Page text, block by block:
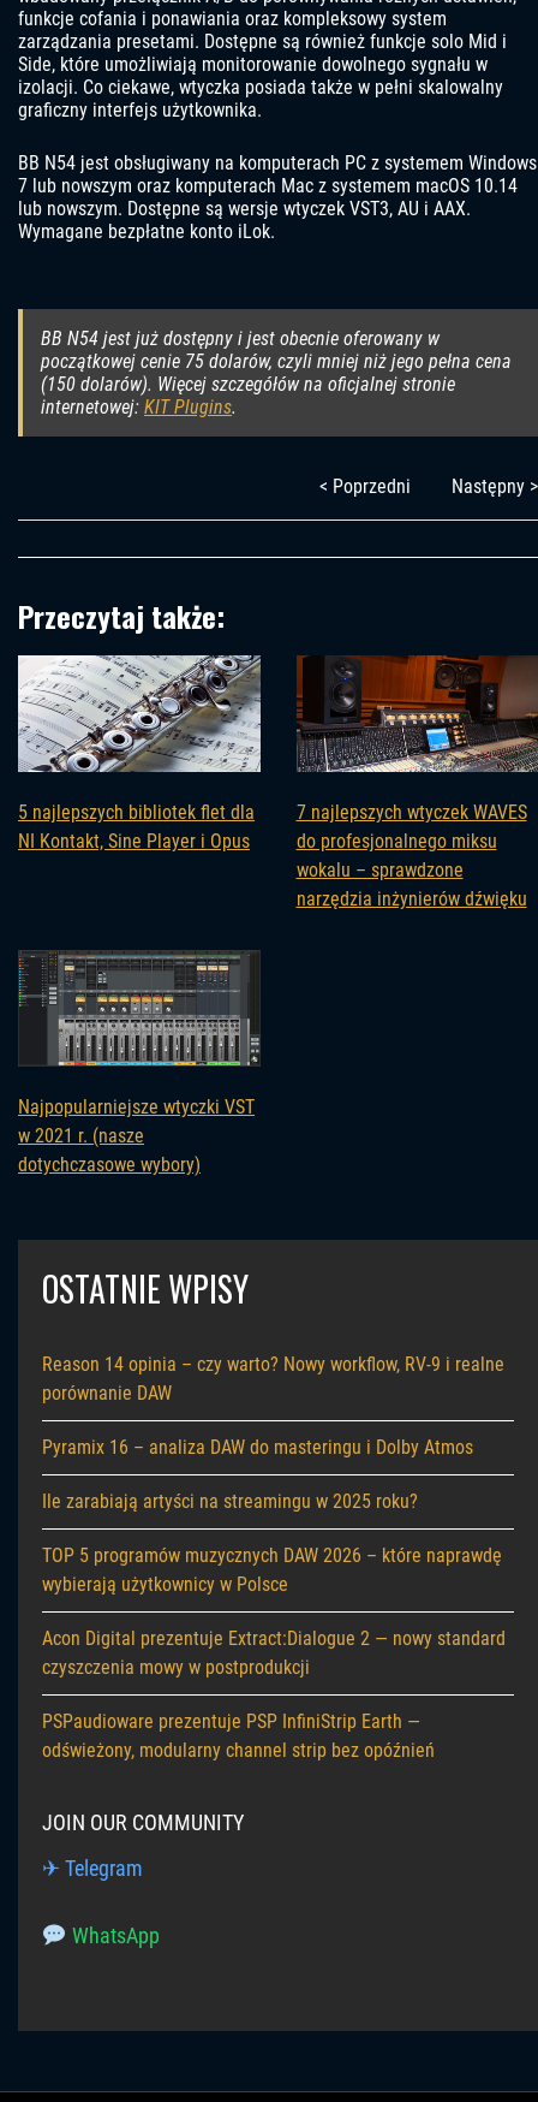
funkcje cofania i ponawiania oraz kompleksowy system
zarządzania presetami. Dostępne są również funkcje solo Mid i
Side, które umożliwiają monitorowanie dowolnego sygnału w
izolacji. Co ciekawe, wtyczka posiada także w pełni skalowalny
graficzny interfejs użytkownika.
BB N54 jest obsługiwany na komputerach PC z systemem Windows
7 lub nowszym oraz komputerach Mac z systemem macOS 10.14
lub nowszym. Dostępne są wersje wtyczek VST3, AU i AAX.
Wymagane bezpłatne konto iLok.
BB N54 jest już dostępny i jest obecnie oferowany w
początkowej cenie 75 dolarów, czyli mniej niż jego pełna cena
(150 dolarów). Więcej szczegółów na oficjalnej stronie
internetowej: KIT Plugins.
< Poprzedni Następny >
Przeczytaj także:
5 najlepszych bibliotek flet dla
NI Kontakt, Sine Player i Opus
7 najlepszych wtyczek WAVES
do profesjonalnego miksu
wokalu – sprawdzone
narzędzia inżynierów dźwięku
Najpopularniejsze wtyczki VST
w 2021 r. (nasze
dotychczasowe wybory)
OSTATNIE WPISY
Reason 14 opinia – czy warto? Nowy workflow, RV-9 i realne
porównanie DAW
Pyramix 16 – analiza DAW do masteringu i Dolby Atmos
Ile zarabiają artyści na streamingu w 2025 roku?
TOP 5 programów muzycznych DAW 2026 – które naprawdę
wybierają użytkownicy w Polsce
Acon Digital prezentuje Extract:Dialogue 2 — nowy standard
czyszczenia mowy w postprodukcji
PSPaudioware prezentuje PSP InfiniStrip Earth —
odświeżony, modularny channel strip bez opóźnień
JOIN OUR COMMUNITY
✈ Telegram
WhatsApp